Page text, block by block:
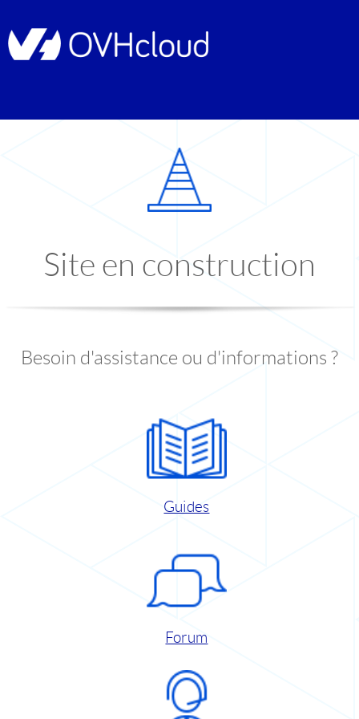
Site en construction
Besoin d'assistance ou d'informations ?
Guides
Forum